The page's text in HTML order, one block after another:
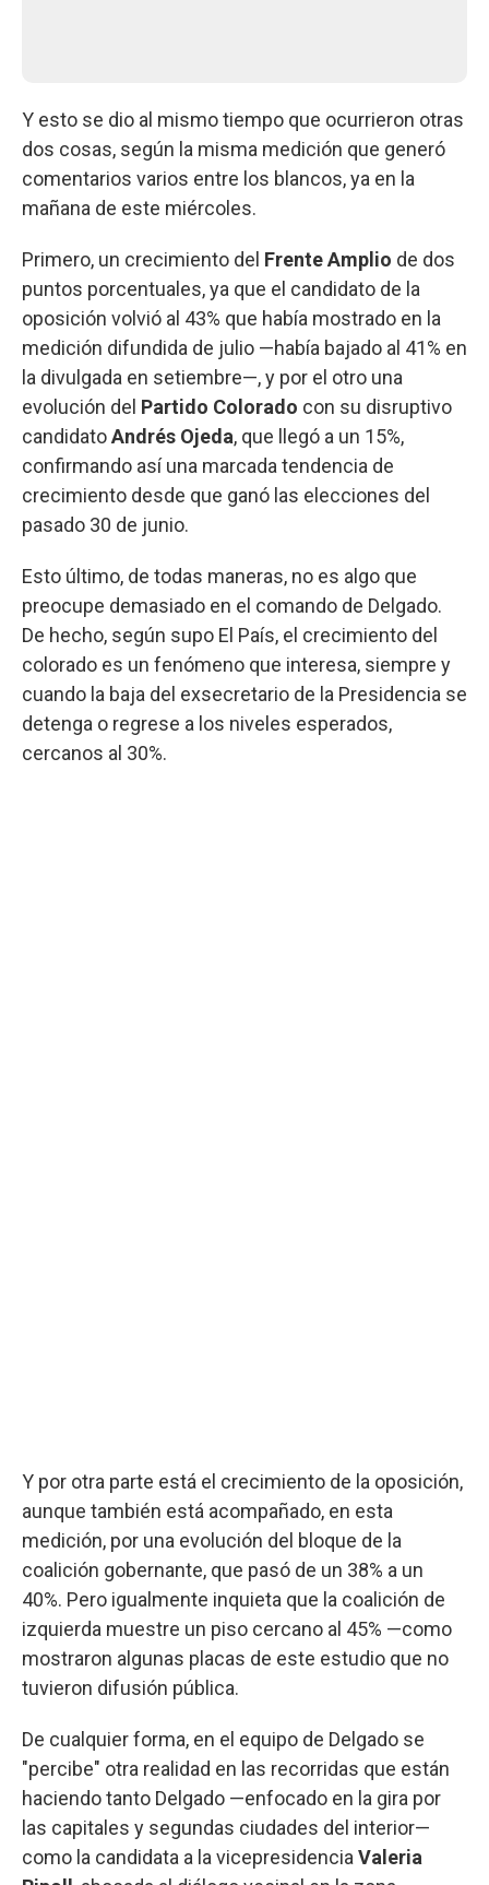
Y esto se dio al mismo tiempo que ocurrieron otras
dos cosas, según la misma medición que generó
comentarios varios entre los blancos, ya en la
mañana de este miércoles.
Primero, un crecimiento del Frente Amplio de dos
puntos porcentuales, ya que el candidato de la
oposición volvió al 43% que había mostrado en la
medición difundida de julio —había bajado al 41% en
la divulgada en setiembre—, y por el otro una
evolución del Partido Colorado con su disruptivo
candidatoAndrés Ojeda, que llegó a un 15%,
confirmando así una marcada tendencia de
crecimiento desde que ganó las elecciones del
pasado 30 de junio.
Esto último, de todas maneras, no es algo que
preocupe demasiado en el comando de Delgado.
De hecho, según supo El País, el crecimiento del
colorado es un fenómeno que interesa, siempre y
cuando la baja del exsecretario de la Presidencia se
detenga o regrese a los niveles esperados,
cercanos al 30%.
Y por otra parte está el crecimiento de la oposición,
aunque también está acompañado, en esta
medición, por una evolución del bloque de la
coalición gobernante, que pasó de un 38% a un
40%. Pero igualmente inquieta que la coalición de
izquierda muestre un piso cercano al 45% —como
mostraron algunas placas de este estudio que no
tuvieron difusión pública.
De cualquier forma, en el equipo de Delgado se
"percibe" otra realidad en las recorridas que están
haciendo tanto Delgado —enfocado en la gira por
las capitales y segundas ciudades del interior—
como la candidata a la vicepresidencia Valeria